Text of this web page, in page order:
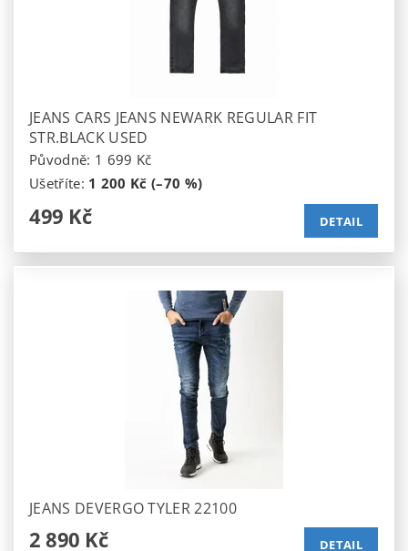
JEANS CARS JEANS NEWARK REGULAR FIT
STR.BLACK USED
Původně: 1 699 Kč
Ušetříte: 1 200 Kč (–70 %)
499 Kč DETAIL
JEANS DEVERGO TYLER 22100
2 890 Kč DETAIL